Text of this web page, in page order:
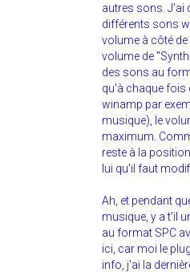
autres sons. J'ai
différents sons
volume à côté de
volume de
des sons au
qu'à chaque fois
winamp par
musique), le
maximum.
reste à la
lui qu'il faut
Ah, et pendant
musique, y a t'il
au format SPC
ici, car moi le
info, j'ai la